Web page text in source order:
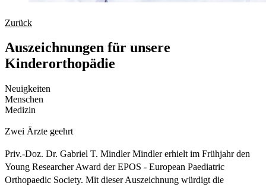
Zurück
Auszeichnungen für unsere
Kinderorthopädie
Neuigkeiten
Menschen
Medizin
Zwei Ärzte geehrt
Priv.-Doz. Dr. Gabriel T. Mindler Mindler erhielt im Frühjahr den
Young Researcher Award der EPOS - European Paediatric
Orthopaedic Society. Mit dieser Auszeichnung würdigt die